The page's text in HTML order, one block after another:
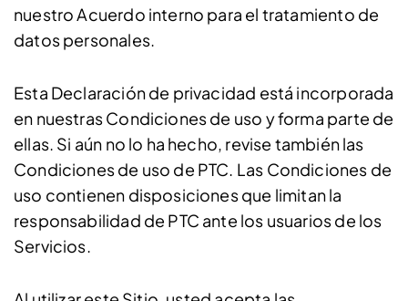
nuestro Acuerdo interno para el tratamiento de
datos personales.
Esta Declaración de privacidad está incorporada
en nuestras Condiciones de uso y forma parte de
ellas. Si aún no lo ha hecho, revise también las
Condiciones de uso de PTC. Las Condiciones de
uso contienen disposiciones que limitan la
responsabilidad de PTC ante los usuarios de los
Servicios.